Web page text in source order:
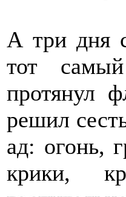
А три дня
тот
протянул
решил
ад: огонь,
крики,